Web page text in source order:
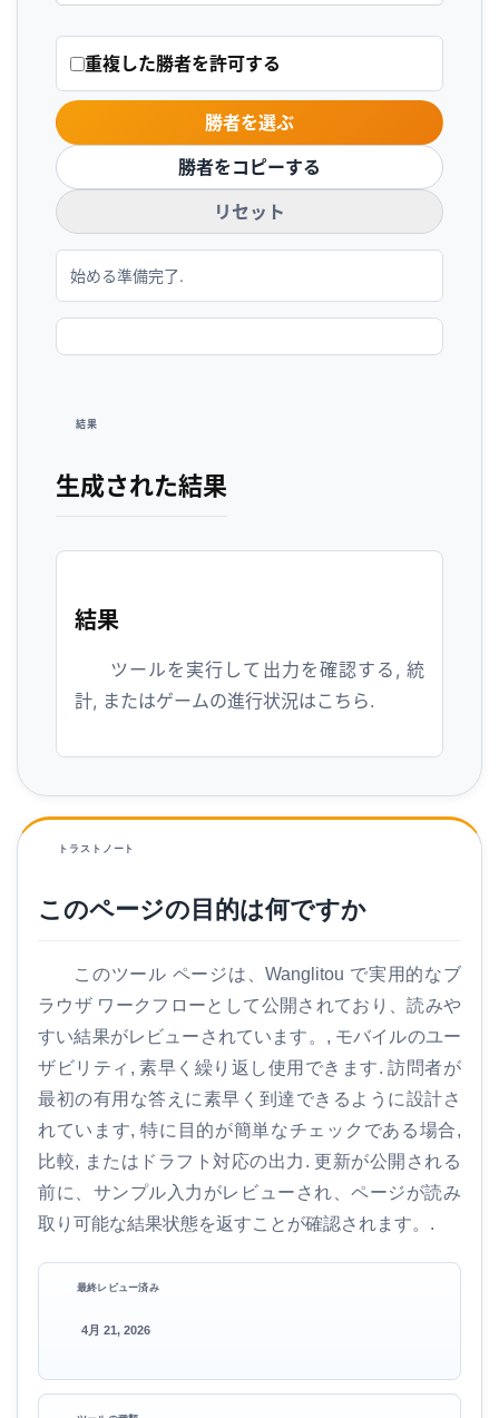
重複した勝者を許可する
勝者を選ぶ
勝者をコピーする
リセット
始める準備完了.
結果
生成された結果
結果
ツールを実行して出力を確認する, 統
計, またはゲームの進行状況はこちら.
トラストノート
このページの目的は何ですか
このツール ページは、Wanglitou で実用的なブ
ラウザ ワークフローとして公開されており、読みや
すい結果がレビューされています。, モバイルのユー
ザビリティ, 素早く繰り返し使用できます. 訪問者が
最初の有用な答えに素早く到達できるように設計さ
れています, 特に目的が簡単なチェックである場合,
比較, またはドラフト対応の出力. 更新が公開される
前に、サンプル入力がレビューされ、ページが読み
取り可能な結果状態を返すことが確認されます。.
最終レビュー済み
4月 21, 2026